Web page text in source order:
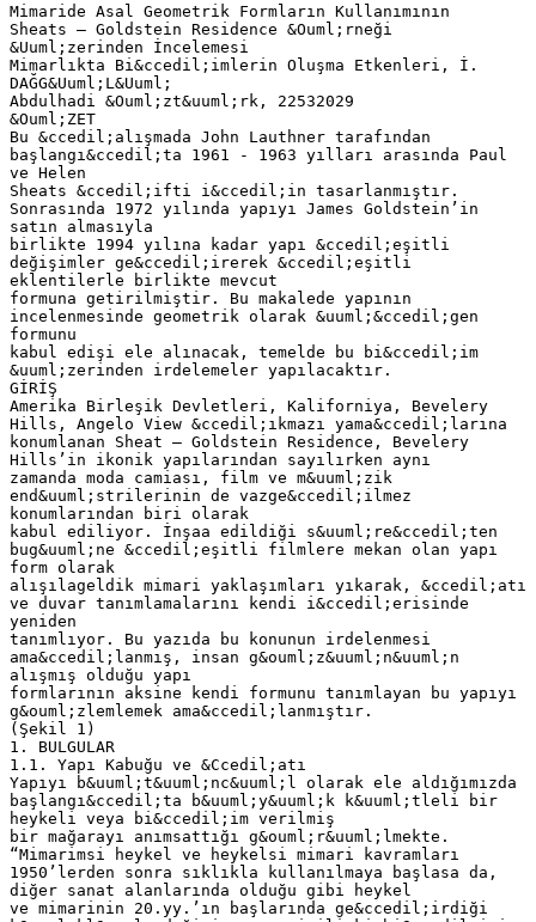
Mimaride Asal Geometrik Formların Kullanımının
Sheats – Goldstein Residence &Ouml;rneği
&Uuml;zerinden İncelemesi
Mimarlıkta Bi&ccedil;imlerin Oluşma Etkenleri, İ.
DAĞG&Uuml;L&Uuml;
Abdulhadi &Ouml;zt&uuml;rk, 22532029
&Ouml;ZET
Bu &ccedil;alışmada John Lauthner tarafından
başlangı&ccedil;ta 1961 - 1963 yılları arasında Paul
ve Helen
Sheats &ccedil;ifti i&ccedil;in tasarlanmıştır.
Sonrasında 1972 yılında yapıyı James Goldstein’in
satın almasıyla
birlikte 1994 yılına kadar yapı &ccedil;eşitli
değişimler ge&ccedil;irerek &ccedil;eşitli
eklentilerle birlikte mevcut
formuna getirilmiştir. Bu makalede yapının
incelenmesinde geometrik olarak &uuml;&ccedil;gen
formunu
kabul edişi ele alınacak, temelde bu bi&ccedil;im
&uuml;zerinden irdelemeler yapılacaktır.
GİRİŞ
Amerika Birleşik Devletleri, Kaliforniya, Bevelery
Hills, Angelo View &ccedil;ıkmazı yama&ccedil;larına
konumlanan Sheat – Goldstein Residence, Bevelery
Hills’in ikonik yapılarından sayılırken aynı
zamanda moda camiası, film ve m&uuml;zik
end&uuml;strilerinin de vazge&ccedil;ilmez
konumlarından biri olarak
kabul ediliyor. İnşaa edildiği s&uuml;re&ccedil;ten
bug&uuml;ne &ccedil;eşitli filmlere mekan olan yapı
form olarak
alışılageldik mimari yaklaşımları yıkarak, &ccedil;atı
ve duvar tanımlamalarını kendi i&ccedil;erisinde
yeniden
tanımlıyor. Bu yazıda bu konunun irdelenmesi
ama&ccedil;lanmış, insan g&ouml;z&uuml;n&uuml;n
alışmış olduğu yapı
formlarının aksine kendi formunu tanımlayan bu yapıyı
g&ouml;zlemlemek ama&ccedil;lanmıştır.
(Şekil 1)
1. BULGULAR
1.1. Yapı Kabuğu ve &Ccedil;atı
Yapıyı b&uuml;t&uuml;nc&uuml;l olarak ele aldığımızda
başlangı&ccedil;ta b&uuml;y&uuml;k k&uuml;tleli bir
heykeli veya bi&ccedil;im verilmiş
bir mağarayı anımsattığı g&ouml;r&uuml;lmekte.
“Mimarimsi heykel ve heykelsi mimari kavramları
1950’lerden sonra sıklıkla kullanılmaya başlasa da,
diğer sanat alanlarında olduğu gibi heykel
ve mimarinin 20.yy.’ın başlarında ge&ccedil;irdiği